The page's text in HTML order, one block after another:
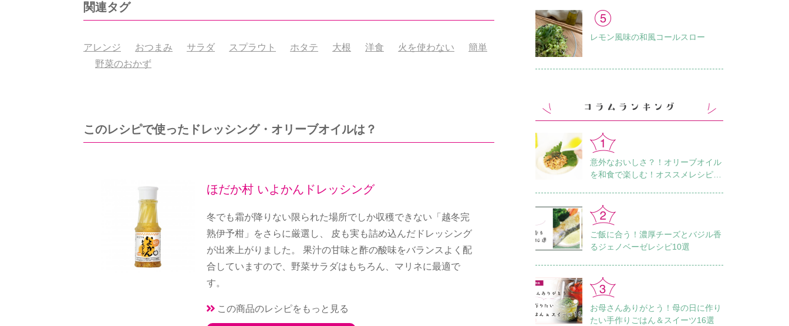
関連タグ
アレンジ おつまみ サラダ スプラウト ホタテ 大根 洋食 火を使わない
簡単
野菜のおかず
このレシピで使ったドレッシング・オリーブオイルは？
ほだか村 いよかんドレッシング
冬でも霜が降りない限られた場所でしか収穫できない「越冬完
熟伊予柑」をさらに厳選し、 皮も実も詰め込んだドレッシング
が出来上がりました。 果汁の甘味と酢の酸味をバランスよく配
合していますので、野菜サラダはもちろん、マリネに最適で
す。
この商品のレシピをもっと見る
レモン風味の和風コールスロー
意外なおいしさ？！オリーブオイル
を和食で楽しむ！オススメレシピ18
ご飯に合う！濃厚チーズとバジル香
るジェノベーゼレシピ10選
お母さんありがとう！母の日に作り
たい手作りごはん＆スイーツ16選